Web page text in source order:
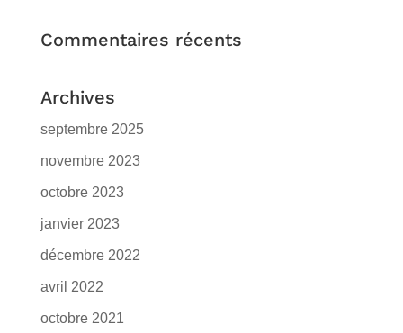
Commentaires récents
Archives
septembre 2025
novembre 2023
octobre 2023
janvier 2023
décembre 2022
avril 2022
octobre 2021